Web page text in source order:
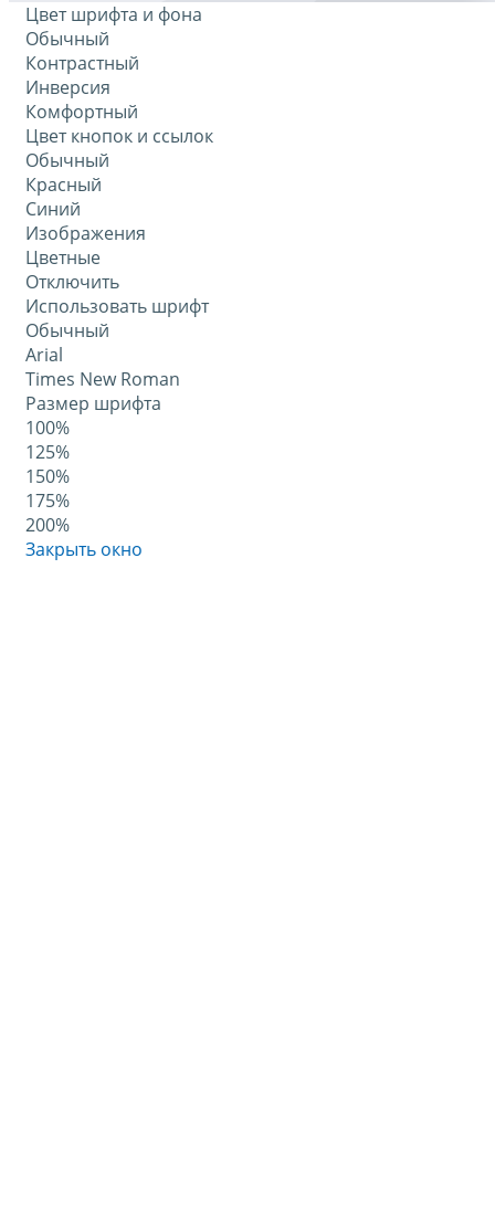
Цвет шрифта и фона
Обычный
Контрастный
Инверсия
Комфортный
Цвет кнопок и ссылок
Обычный
Красный
Синий
Изображения
Цветные
Отключить
Использовать шрифт
Обычный
Arial
Times New Roman
Размер шрифта
100%
125%
150%
175%
200%
Закрыть окно